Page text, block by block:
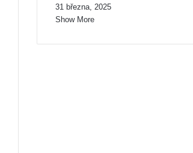
31 března, 2025
Show More